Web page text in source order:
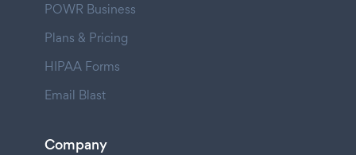
POWR Business
Plans & Pricing
HIPAA Forms
Email Blast
Company